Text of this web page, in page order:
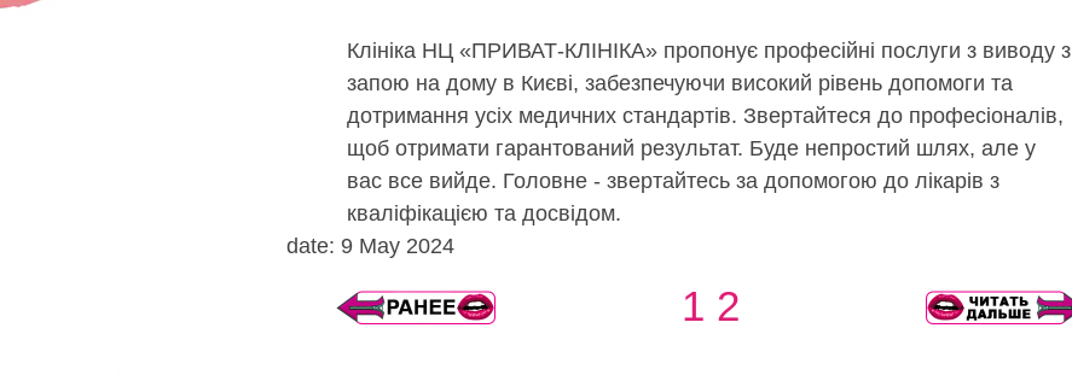
Клініка НЦ «ПРИВАТ-КЛІНІКА» пропонує професійні послуги з виводу з
запою на дому в Києві, забезпечуючи високий рівень допомоги та
дотримання усіх медичних стандартів. Звертайтеся до професіоналів,
щоб отримати гарантований результат. Буде непростий шлях, але у
вас все вийде. Головне - звертайтесь за допомогою до лікарів з
кваліфікацією та досвідом.
date: 9 May 2024
1 2